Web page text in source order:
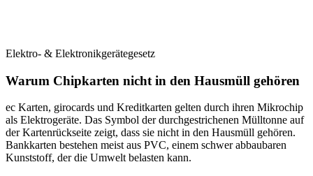
Elektro- & Elektronikgerätegesetz
Warum Chipkarten nicht in den Hausmüll gehören
ec Karten, girocards und Kreditkarten gelten durch ihren Mikrochip
als Elektrogeräte. Das Symbol der durchgestrichenen Mülltonne auf
der Kartenrückseite zeigt, dass sie nicht in den Hausmüll gehören.
Bankkarten bestehen meist aus PVC, einem schwer abbaubaren
Kunststoff, der die Umwelt belasten kann.